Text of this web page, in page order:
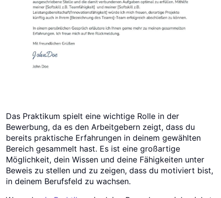
Das Praktikum spielt eine wichtige Rolle in der
Bewerbung, da es den Arbeitgebern zeigt, dass du
bereits praktische Erfahrungen in deinem gewählten
Bereich gesammelt hast. Es ist eine großartige
Möglichkeit, dein Wissen und deine Fähigkeiten unter
Beweis zu stellen und zu zeigen, dass du motiviert bist,
in deinem Berufsfeld zu wachsen.